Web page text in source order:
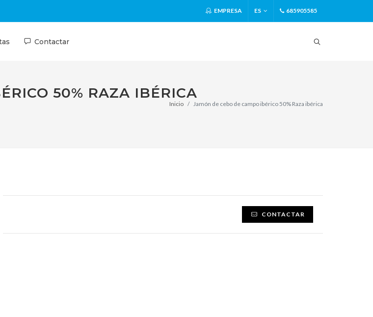
EMPRESA ES 685905585
Contactar
50% RAZA IBÉRICA
Inicio Jamón de cebo de campo ibérico 50% Raza ibérica
CONTACTAR